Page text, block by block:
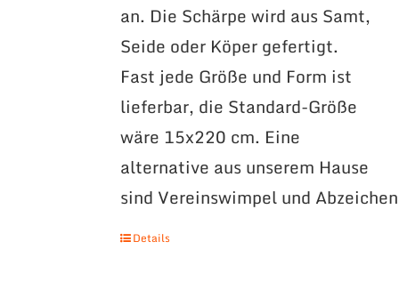
an. Die Schärpe wird aus Samt,
Seide oder Köper gefertigt.
Fast jede Größe und Form ist
lieferbar, die Standard-Größe
wäre 15x220 cm. Eine
alternative aus unserem Hause
sind Vereinswimpel und
Details